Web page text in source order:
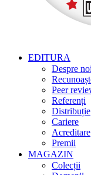
EDITURA
Despre noi
Peer
Referenți
Distribuție
Cariere
Acreditare
Premii
MAGAZIN
Colecții